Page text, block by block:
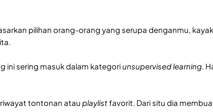
pilihan orang-orang yang serupa denganmu,
ini sering masuk dalam kategoriunsupervised learning.
tontonan atau playlistfavorit. Dari situ dia